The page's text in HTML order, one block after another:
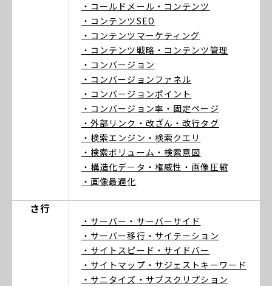
・コールドメール ・コンテンツ
・コンテンツSEO
・コンテンツマーケティング
・コンテンツ戦略 ・コンテンツ管理
・コンバージョン
・コンバージョンファネル
・コンバージョンポイント
・コンバージョン率 ・固定ページ
・外部リンク ・改ざん ・改行タグ
・検索エンジン ・検索クエリ
・検索ボリューム ・検索意図
・構造化データ ・権威性 ・画像圧縮
・画像最適化
さ行
・サーバー ・サーバーサイド
・サーバー移行 ・サイテーション
・サイトスピード ・サイドバー
・サイトマップ ・サジェストキーワード
・サニタイズ ・サブスクリプション